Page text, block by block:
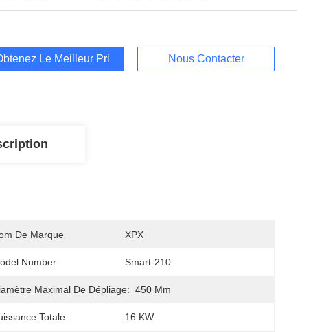
Obtenez Le Meilleur Prix Nous Contacter
De Marque XPX
Number Smart-210
Maximal De Dépliage: 450 Mm
Totale: 16 KW